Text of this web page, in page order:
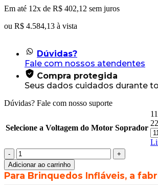
Em até 12x de R$ 402,12 sem juros
ou R$ 4.584,13 à vista
Dúvidas?
Fale com nossos atendentes
Compra protegida
Seus dados cuidados durante
Dúvidas? Fale com nosso suporte
Selecione a Voltagem do Motor Soprador
Castelo
Inflável
Especial
EURO
Adicionar ao carrinho
Para Brinquedos Infláveis, a